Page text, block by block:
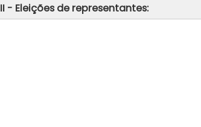
II - Eleições de representantes: